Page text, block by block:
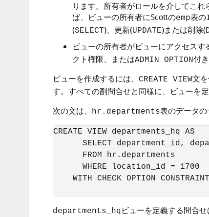
ります。所有者がロールを介してこ
ば、ビューの所有者にScottのemp表の
(SELECT)、更新(UPDATE)または削除(
ビューの所有者がビューにアクセス
クト権限、またはADMIN OPTION付
ビューを作成するには、
CREATE VIEW文
す。すべての副問合せと同様に、ビューを
次の文は、
hr.departments表のデータの
CREATE VIEW departments_hq AS
SELECT department_id,
      FROM hr.departments
      WHERE location_id = 1700
WITH CHECK OPTION
departments_hq ビューを定義する問合